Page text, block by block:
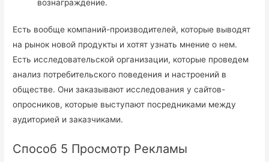
вознаграждение.
Есть вообще компаний-производителей, которые выводят
на рынок новой продукты и хотят узнать мнение о нем.
Есть исследовательской организации, которые проведем
анализ потребительского поведения и настроений в
обществе. Они заказывают исследования у сайтов-
опросников, которые выступают посредниками между
аудиторией и заказчиками.
Способ 5 Просмотр Рекламы